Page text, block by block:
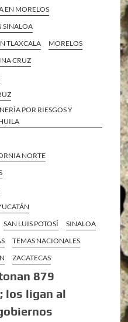
EN MORELOS
SINALOA
TLAXCALA
MORELOS
CRUZ
POR RIESGOS Y
NORTE
SAN LUIS POTOSÍ
SINALOA
TEMAS NACIONALES
ZACATECAS
879
los ligan al